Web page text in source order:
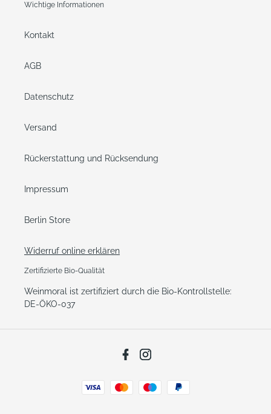
Wichtige Informationen
Kontakt
AGB
Datenschutz
Versand
Rückerstattung und Rücksendung
Impressum
Berlin Store
Widerruf online erklären
Zertifizierte Bio-Qualität
Weinmoral ist zertifiziert durch die Bio-Kontrollstelle:
DE-ÖKO-037
Facebook
Zahlungsarten